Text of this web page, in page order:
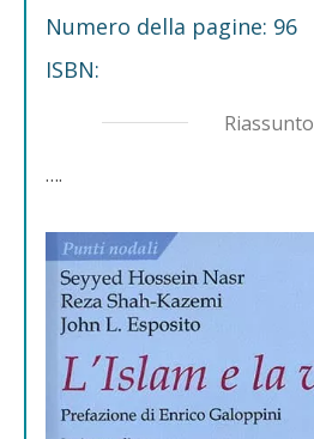
Numero della pagine: 96
ISBN:
Riassunto
….